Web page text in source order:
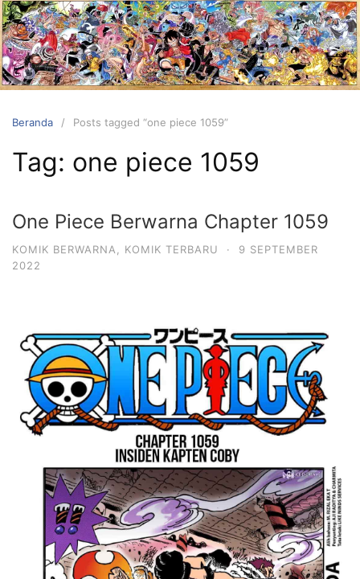
Langsung
ke
konten
Beranda Posts tagged “one piece 1059”
Tag: one piece 1059
One Piece Berwarna Chapter 1059
KOMIK BERWARNA KOMIK TERBARU ·
9 SEPTEMBER
2022